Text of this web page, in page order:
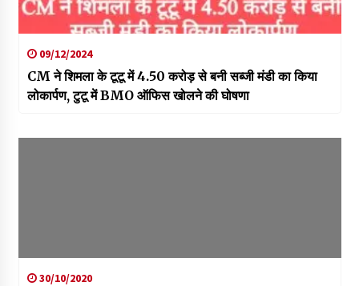
09/12/2024
CM ने शिमला के टूटू में 4.50 करोड़ से बनी सब्जी मंडी का किया
लोकार्पण, टुटू में BMO ऑफिस खोलने की घोषणा
30/10/2020